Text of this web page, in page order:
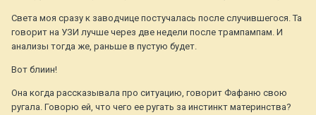
Света моя сразу к заводчице постучалась после случившегося. Та
говорит на УЗИ лучше через две недели после трампампам. И
анализы тогда же, раньше в пустую будет.
Вот блиин!
Она когда рассказывала про ситуацию, говорит Фафаню свою
ругала. Говорю ей, что чего ее ругать за инстинкт материнства?